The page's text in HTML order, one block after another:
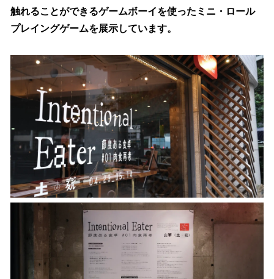
触れることができるゲームボーイを使ったミニ・ロール
プレイングゲームを展示しています。